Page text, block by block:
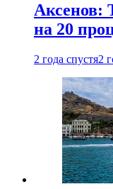
Аксенов:
на 20
2 года спустя2